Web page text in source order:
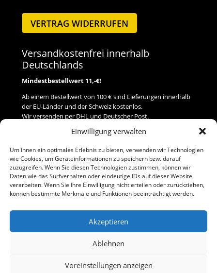
Einwilligung verwalten
Um Ihnen ein optimales Erlebnis zu bieten, verwenden wir Technologien
wie Cookies, um Geräteinformationen zu speichern bzw. darauf
zuzugreifen. Wenn Sie diesen Technologien zustimmen, können wir
Daten wie das Surfverhalten oder eindeutige IDs auf dieser Website
verarbeiten. Wenn Sie Ihre Einwilligung nicht erteilen oder zurückziehen,
können bestimmte Merkmale und Funktionen beeinträchtigt werden.
Akzeptieren
Ablehnen
Voreinstellungen anzeigen
VERTRAG WIDERRUFEN
Versandkostenfrei innerhalb
Deutschlands
Mindestbestellwert 11,-€!
Ab einem Bestellwert von 100 € sind Lieferungen innerhalb
der EU-Länder und der Schweiz kostenlos.
Wir versenden per DHL und Deutscher Post.
Versand
Zahlung
Baumann Modellspielwaren
Telefon (0 91 61) 33 84